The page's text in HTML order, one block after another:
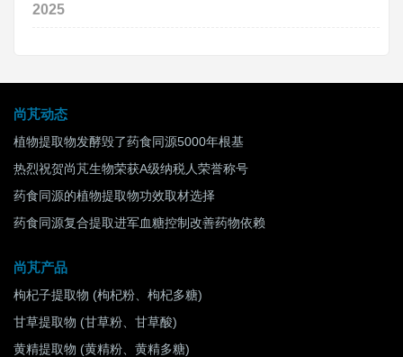
2025
尚芃动态
植物提取物发酵毁了药食同源5000年根基
热烈祝贺尚芃生物荣获A级纳税人荣誉称号
药食同源的植物提取物功效取材选择
药食同源复合提取进军血糖控制改善药物依赖
尚芃产品
枸杞子提取物 (枸杞粉、枸杞多糖)
甘草提取物 (甘草粉、甘草酸)
黄精提取物 (黄精粉、黄精多糖)